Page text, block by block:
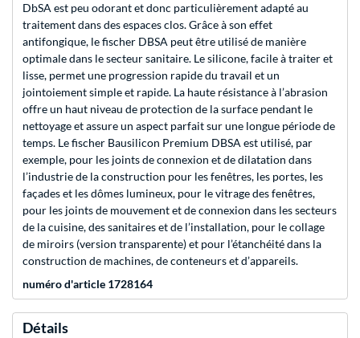
DbSA est peu odorant et donc particulièrement adapté au
traitement dans des espaces clos. Grâce à son effet
antifongique, le fischer DBSA peut être utilisé de manière
optimale dans le secteur sanitaire. Le silicone, facile à traiter et
lisse, permet une progression rapide du travail et un
jointoiement simple et rapide. La haute résistance à l’abrasion
offre un haut niveau de protection de la surface pendant le
nettoyage et assure un aspect parfait sur une longue période de
temps. Le fischer Bausilicon Premium DBSA est utilisé, par
exemple, pour les joints de connexion et de dilatation dans
l’industrie de la construction pour les fenêtres, les portes, les
façades et les dômes lumineux, pour le vitrage des fenêtres,
pour les joints de mouvement et de connexion dans les secteurs
de la cuisine, des sanitaires et de l’installation, pour le collage
de miroirs (version transparente) et pour l’étanchéité dans la
construction de machines, de conteneurs et d’appareils.
numéro d'article 1728164
Détails